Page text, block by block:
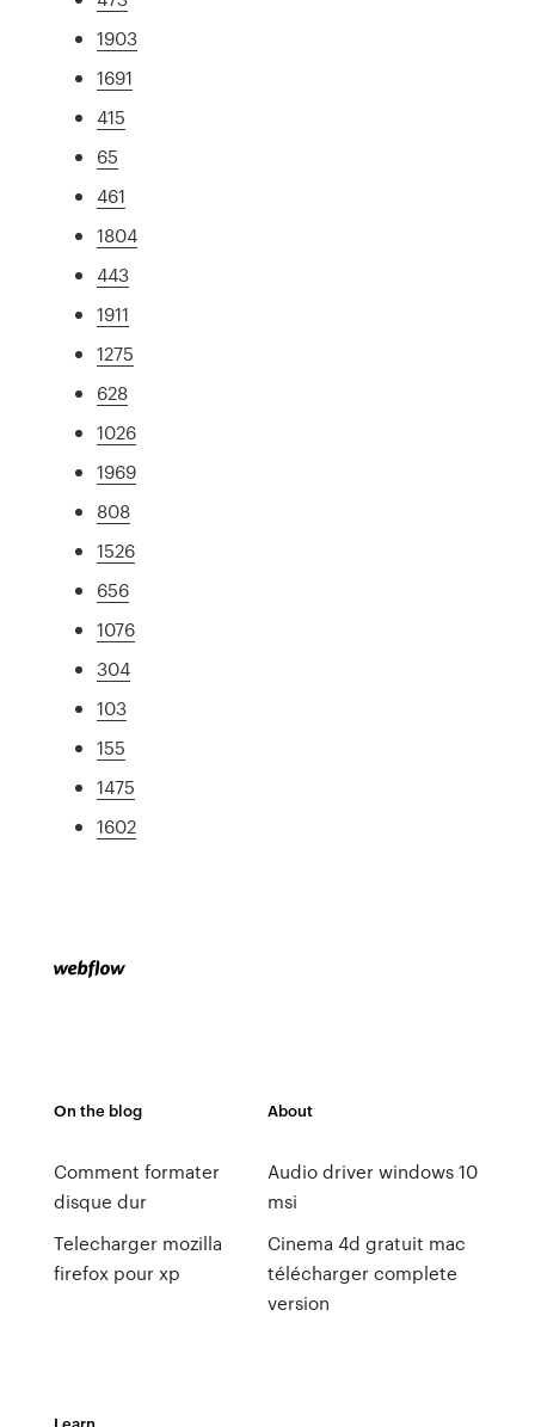
1903
1691
415
65
461
1804
443
1911
1275
628
1026
1969
808
1526
656
1076
304
103
155
1475
1602
On the blog
Comment formater
disque dur
Telecharger mozilla
firefox pour xp
About
Audio driver windows 10
msi
Cinema 4d gratuit mac
télécharger complete
version
Learn